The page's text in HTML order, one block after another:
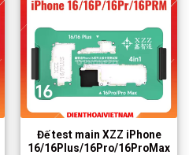
Đế test main XZZ iPhone
16/16Plus/16Pro/16ProMax